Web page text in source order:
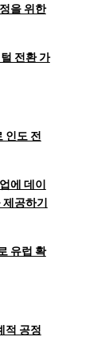
을 위한
전환 가
인도 전
에 데이
공하기
유럽 확
적 공정